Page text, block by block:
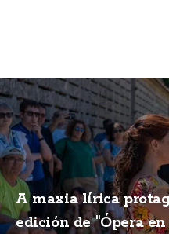
A maxia lírica
edición de "Ópera